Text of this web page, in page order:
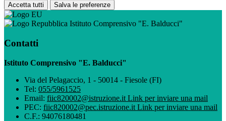
Accetta tutti Salva le preferenze
Istituto Comprensivo "E. Balducci"
Contatti
Istituto Comprensivo "E. Balducci"
Via del Pelagaccio, 1 - 50014 - Fiesole (FI)
Tel: 055/5961525
Email: fiic820002@istruzione.it Link per inviare una mail
PEC: fiic820002@pec.istruzione.it Link per inviare una mail
C.F.: 94076180481